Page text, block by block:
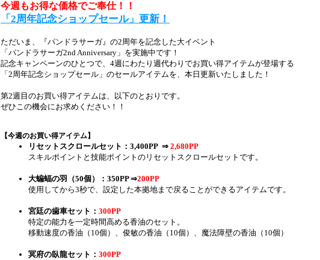
今週もお得な価格でご奉仕！！
「2周年記念ショップセール」更新！
ただいま、『パンドラサーガ』の2周年を記念した大イベント
「パンドラサーガ2nd Anniversary」を実施中です！
記念キャンペーンのひとつで、4週にわたり週代わりでお買い得アイテムが登場する
「2周年記念ショップセール」のセールアイテムを、本日更新いたしました！
第2週目のお買い得アイテムは、以下のとおりです。
ぜひこの機会にお求めください！！
【今週のお買い得アイテム】
リセットスクロールセット：3,400PP ⇒ 2,680PP
スキルポイントと技能ポイントのリセットスクロールセットです。
大蝙蝠の羽（50個）：350PP ⇒200PP
使用してから3秒で、設定した本拠地まで戻ることができるアイテムです。
宮廷の歯車セット： 300PP
特定の能力を一定時間高める香油のセット。
移動速度の香油（10個）、俊敏の香油（10個）、魔法障壁の香油（10個）
冥府の臥龍セット： 300PP